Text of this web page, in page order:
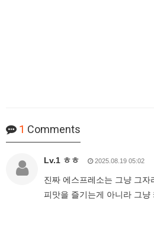
1 Comments
Lv.1 ㅎㅎ 2025.08.19 05:02
진짜 에스프레소는 그냥 그
피맛을 즐기는게 아니라 그냥